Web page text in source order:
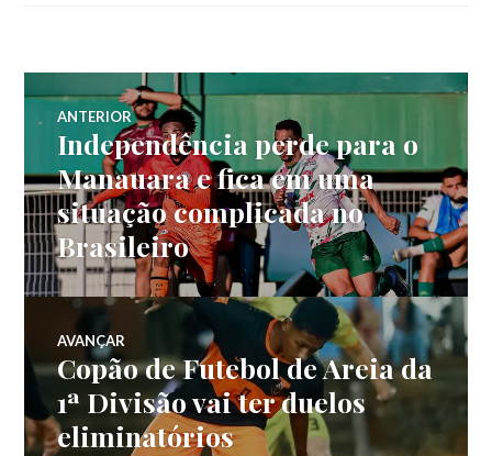
ANTERIOR
Independência perde para o
Manauara e fica em uma
situação complicada no
Brasileiro
AVANÇAR
Copão de Futebol de Areia da
1ª Divisão vai ter duelos
eliminatórios